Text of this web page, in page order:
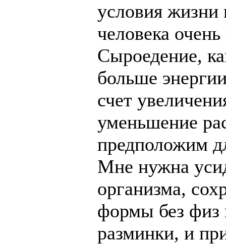
условия жизни
человека
Сыроедение,
больше
счет
уменьшение
предположим
Мне нужна
организма,
формы без физ
разминки, и